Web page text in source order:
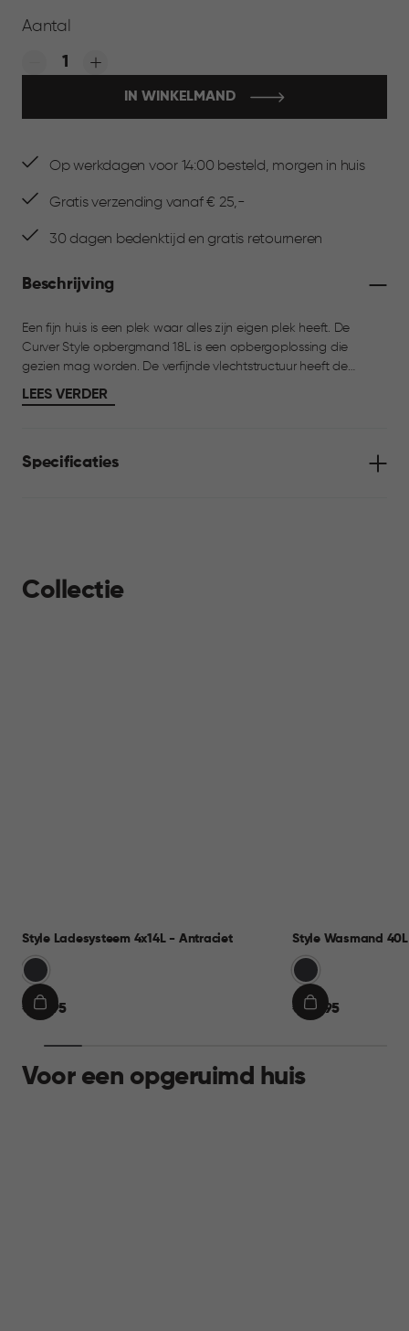
Aantal
Quantity:
IN WINKELMAND
Op werkdagen voor 14:00 besteld, morgen in huis
Gratis verzending vanaf € 25,-
30 dagen bedenktijd en gratis retourneren
Beschrijving
Een fijn huis is een plek waar alles zijn eigen plek heeft. De
Curver Style opbergmand 18L is een opbergoplossing die
gezien mag worden. De verfijnde vlechtstructuur heeft de
warme uitstraling van riet, gecombineerd met het praktische
gemak van kunststof. Met een inhoud van 18 liter is deze mand
licht, goed stapelbaar, voorzien van handgrepen en bestand
LEES VERDER
Specificaties
Collectie
Style Ladesysteem 4x14L - Antraciet
Grijs
€€ 69,95
IN
Style Wasmand
Grijs
€€ 24,95
IN
Voor een opgeruimd huis